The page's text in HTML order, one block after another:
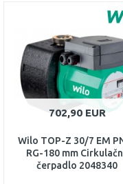
DO KOŠÍKA
Porovnať
702,90 EUR
Wilo TOP-Z 30/7 EM
RG-180 mm
čerpadlo 2048340